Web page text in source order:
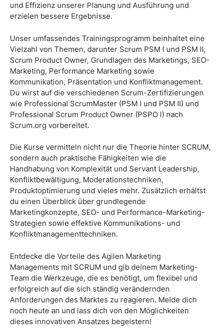
und Effizienz unserer Planung und Ausführung und
erzielen bessere Ergebnisse.
Unser umfassendes Trainingsprogramm beinhaltet eine
Vielzahl von Themen, darunter Scrum PSM I und PSM II,
Scrum Product Owner, Grundlagen des Marketings, SEO-
Marketing, Performance Marketing sowie
Kommunikation, Präsentation und Konfliktmanagement.
Du wirst auf die verschiedenen Scrum-Zertifizierungen
wie Professional ScrumMaster (PSM I und PSM II) und
Professional Scrum Product Owner (PSPO I) nach
Scrum.org vorbereitet.
Die Kurse vermitteln nicht nur die Theorie hinter SCRUM,
sondern auch praktische Fähigkeiten wie die
Handhabung von Komplexität und Servant Leadership,
Konfliktbewältigung, Moderationstechniken,
Produktoptimierung und vieles mehr. Zusätzlich erhältst
du einen Überblick über grundlegende
Marketingkonzepte, SEO- und Performance-Marketing-
Strategien sowie effektive Kommunikations- und
Konfliktmanagementtechniken.
Entdecke die Vorteile des Agilen Marketing
Managements mit SCRUM und gib deinem Marketing-
Team die Werkzeuge, die es benötigt, um flexibel und
erfolgreich auf die sich ständig verändernden
Anforderungen des Marktes zu reagieren. Melde dich
noch heute an und lass dich von den Möglichkeiten
dieses innovativen Ansatzes begeistern!